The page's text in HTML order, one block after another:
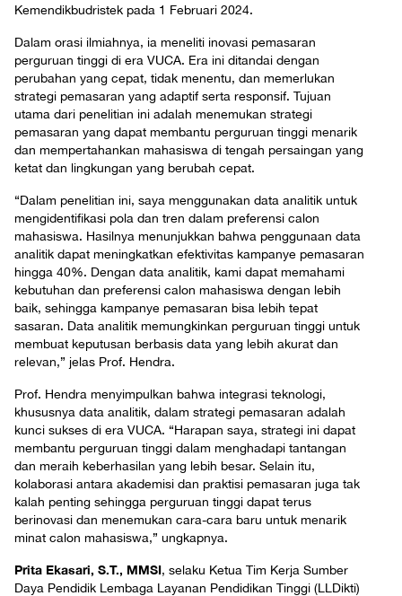
Kemendikbudristek pada 1 Februari 2024.
Dalam orasi ilmiahnya, ia meneliti inovasi pemasaran
perguruan tinggi di era VUCA. Era ini ditandai dengan
perubahan yang cepat, tidak menentu, dan memerlukan
strategi pemasaran yang adaptif serta responsif. Tujuan
utama dari penelitian ini adalah menemukan strategi
pemasaran yang dapat membantu perguruan tinggi menarik
dan mempertahankan mahasiswa di tengah persaingan yang
ketat dan lingkungan yang berubah cepat.
“Dalam penelitian ini, saya menggunakan data analitik untuk
mengidentifikasi pola dan tren dalam preferensi calon
mahasiswa. Hasilnya menunjukkan bahwa penggunaan data
analitik dapat meningkatkan efektivitas kampanye pemasaran
hingga 40%. Dengan data analitik, kami dapat memahami
kebutuhan dan preferensi calon mahasiswa dengan lebih
baik, sehingga kampanye pemasaran bisa lebih tepat
sasaran. Data analitik memungkinkan perguruan tinggi untuk
membuat keputusan berbasis data yang lebih akurat dan
relevan,” jelas Prof. Hendra.
Prof. Hendra menyimpulkan bahwa integrasi teknologi,
khususnya data analitik, dalam strategi pemasaran adalah
kunci sukses di era VUCA. “Harapan saya, strategi ini dapat
membantu perguruan tinggi dalam menghadapi tantangan
dan meraih keberhasilan yang lebih besar. Selain itu,
kolaborasi antara akademisi dan praktisi pemasaran juga tak
kalah penting sehingga perguruan tinggi dapat terus
berinovasi dan menemukan cara-cara baru untuk menarik
minat calon mahasiswa,” ungkapnya.
Prita Ekasari, S.T., MMSI, selaku Ketua Tim Kerja Sumber
Daya Pendidik Lembaga Layanan Pendidikan Tinggi (LLDikti)